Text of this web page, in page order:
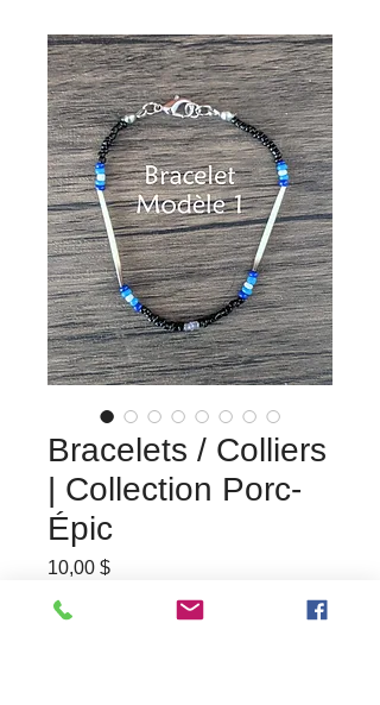
Bracelets / Colliers
| Collection Porc-
Épic
10,00 $Prix